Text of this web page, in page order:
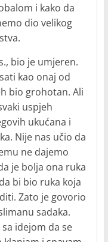
i kako da
dio velikog
bio je umjeren.
kao onaj od
bio grohotan. Ali
uspjeh
ukućana i
Nije nas učio da
ne dajemo
je bolja ona ruka
bi bio ruka koja
Zato je govorio
sadaka.
idejom da se